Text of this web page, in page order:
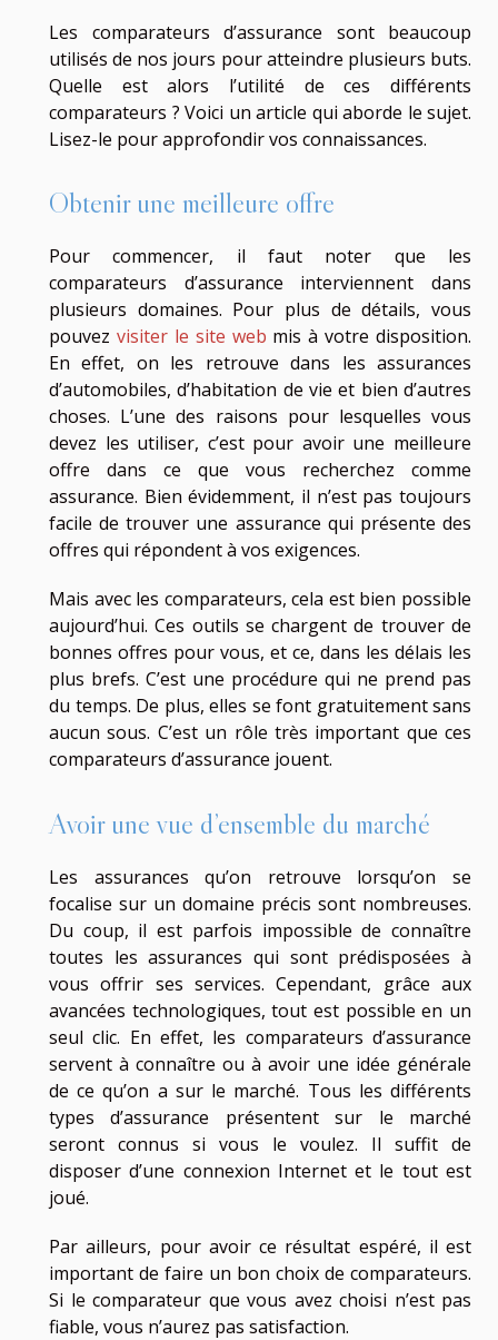
Les comparateurs d’assurance sont beaucoup
utilisés de nos jours pour atteindre plusieurs buts.
Quelle est alors l’utilité de ces différents
comparateurs ? Voici un article qui aborde le sujet.
Lisez-le pour approfondir vos connaissances.
Obtenir une meilleure offre
Pour commencer, il faut noter que les
comparateurs d’assurance interviennent dans
plusieurs domaines. Pour plus de détails, vous
pouvez visiter le site web mis à votre disposition.
En effet, on les retrouve dans les assurances
d’automobiles, d’habitation de vie et bien d’autres
choses. L’une des raisons pour lesquelles vous
devez les utiliser, c’est pour avoir une meilleure
offre dans ce que vous recherchez comme
assurance. Bien évidemment, il n’est pas toujours
facile de trouver une assurance qui présente des
offres qui répondent à vos exigences.
Mais avec les comparateurs, cela est bien possible
aujourd’hui. Ces outils se chargent de trouver de
bonnes offres pour vous, et ce, dans les délais les
plus brefs. C’est une procédure qui ne prend pas
du temps. De plus, elles se font gratuitement sans
aucun sous. C’est un rôle très important que ces
comparateurs d’assurance jouent.
Avoir une vue d’ensemble du marché
Les assurances qu’on retrouve lorsqu’on se
focalise sur un domaine précis sont nombreuses.
Du coup, il est parfois impossible de connaître
toutes les assurances qui sont prédisposées à
vous offrir ses services. Cependant, grâce aux
avancées technologiques, tout est possible en un
seul clic. En effet, les comparateurs d’assurance
servent à connaître ou à avoir une idée générale
de ce qu’on a sur le marché. Tous les différents
types d’assurance présentent sur le marché
seront connus si vous le voulez. Il suffit de
disposer d’une connexion Internet et le tout est
joué.
Par ailleurs, pour avoir ce résultat espéré, il est
important de faire un bon choix de comparateurs.
Si le comparateur que vous avez choisi n’est pas
fiable, vous n’aurez pas satisfaction.